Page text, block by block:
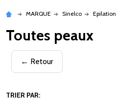
MARQUE Sinelco Epilation
Toutes peaux
← Retour
TRIER PAR: